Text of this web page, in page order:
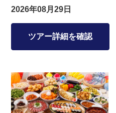
2026年08月29日
ツアー詳細を確認